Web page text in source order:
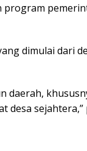
program
dimulai dari
sejahtera,”